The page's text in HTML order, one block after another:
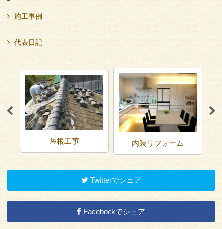
施工事例
代表日記
屋根工事 内装リフォーム
Twitterでシェア
Facebookでシェア